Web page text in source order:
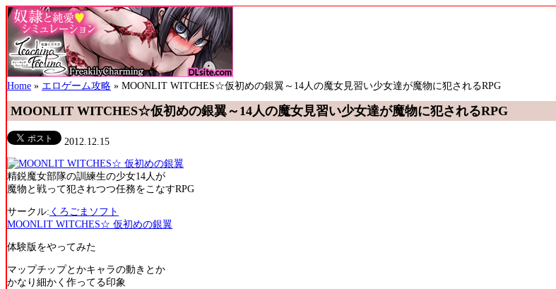
Home » エロゲーム攻略 » MOONLIT WITCHES☆仮初めの銀翼～14人の魔女見習い少女達が魔物に犯されるRPG
MOONLIT WITCHES☆仮初めの銀翼～14人の魔女見習い少女達が魔物に犯されるRPG
2012.12.15
精鋭魔女部隊の訓練生の少女14人が
魔物と戦って犯されつつ任務をこなすRPG
サークル: くろごまソフト
MOONLIT WITCHES☆ 仮初めの銀翼
体験版をやってみた
マップチップとかキャラの動きとか
かなり細かく作ってる印象